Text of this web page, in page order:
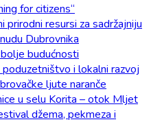
for citizens“
prirodni resursi za sadržajniju
Dubrovnika
budućnosti
poduzetništvo i lokalni razvoj
ljute naranče
u selu Korita – otok Mljet
džema, pekmeza i